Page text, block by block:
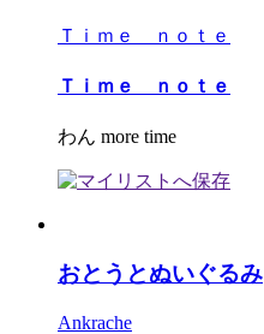
Ｔｉｍｅ ｎｏｔｅ
Ｔｉｍｅ ｎｏｔｅ
わん more time
おとうとぬいぐるみ
Ankrache